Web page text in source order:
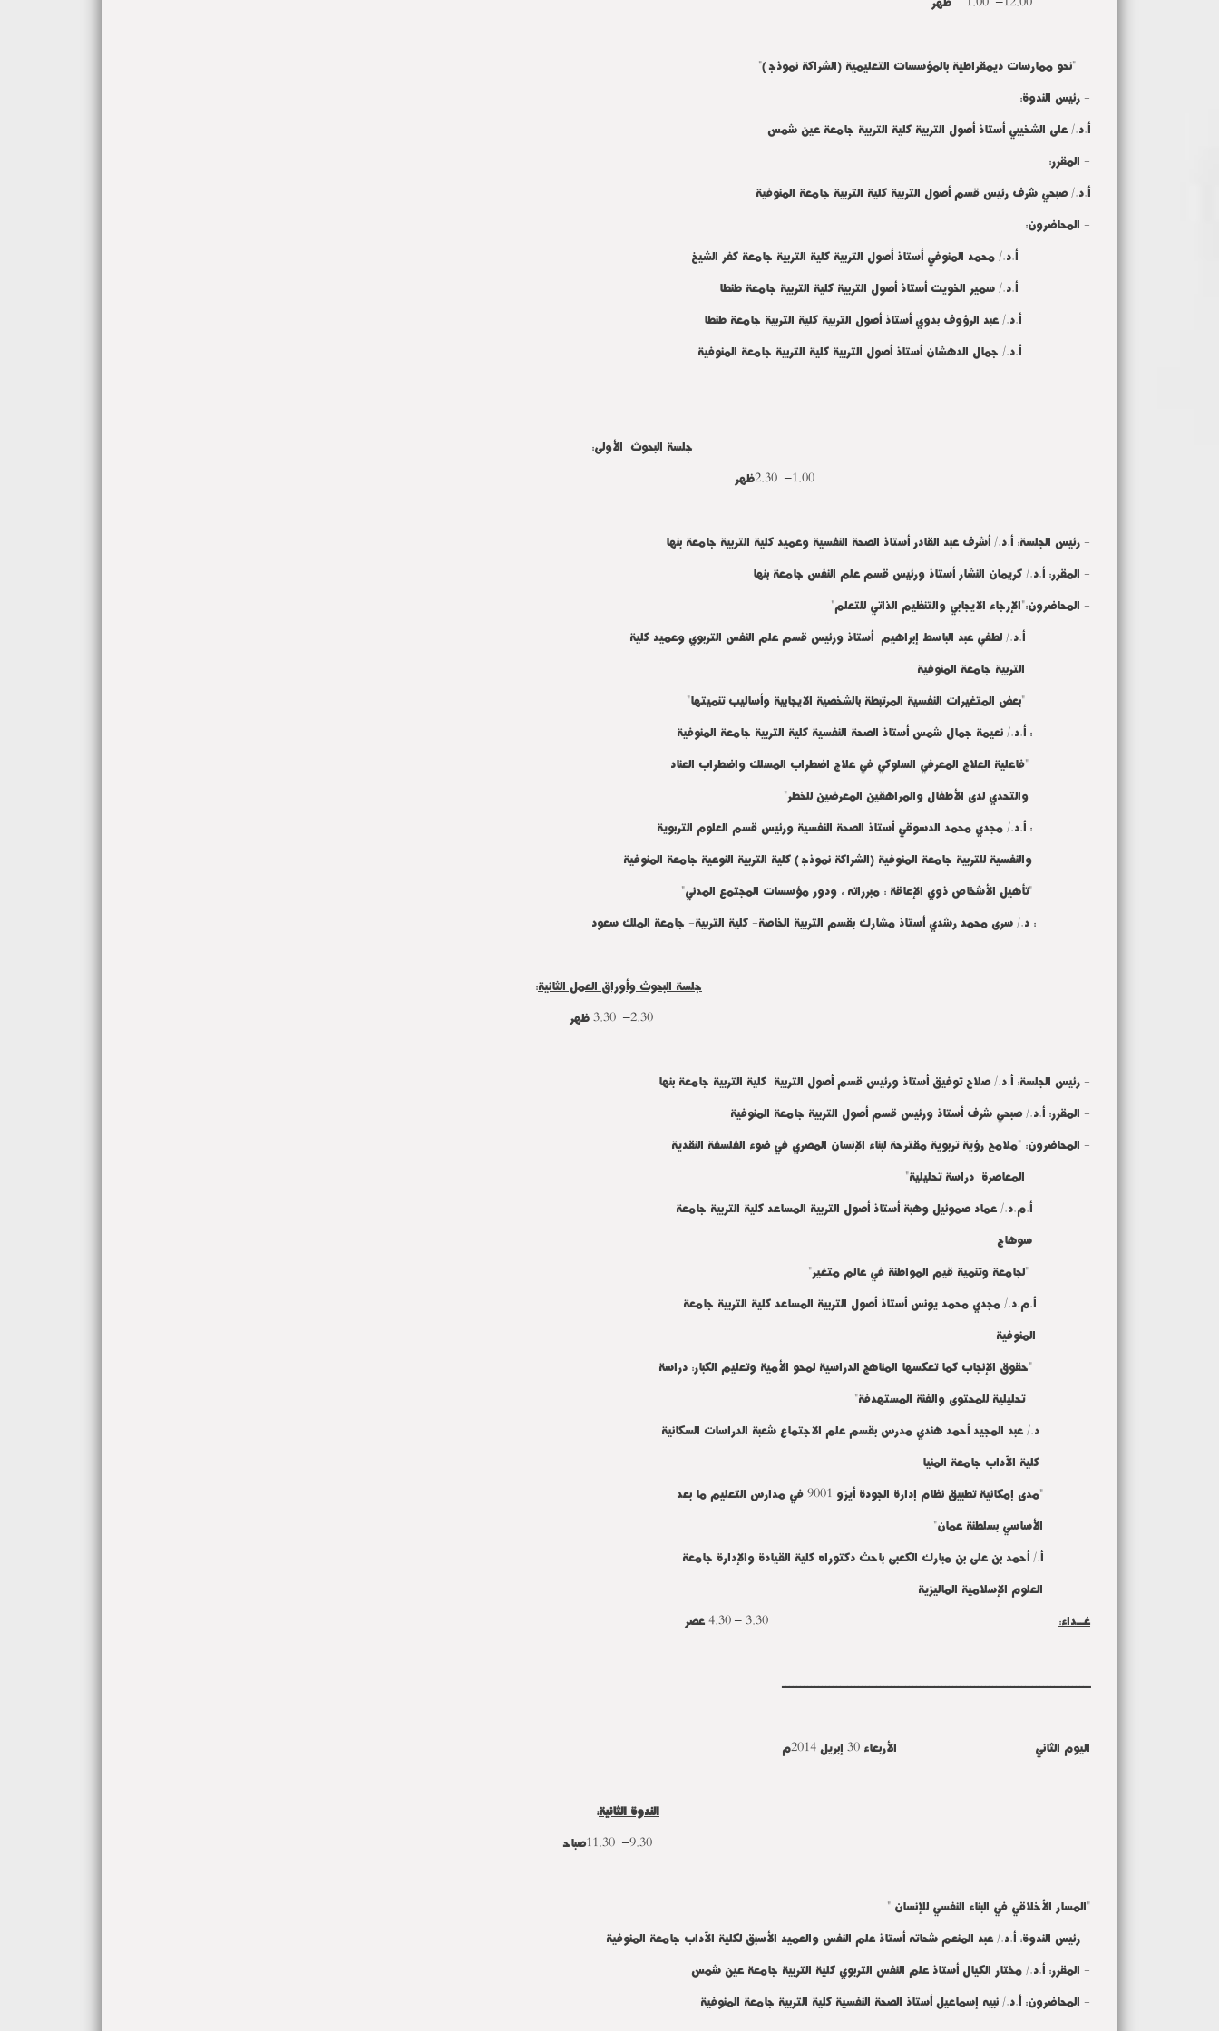
"نحو ممارسات ديمقراطية بالمؤسسات التعليمية (الشراكة نموذجاً)"
- رئيس الندوة:
أ.د./ على الشخيبي أستاذ أصول التربية كلية التربية جامعة عين شمس
- المقرر:
أ.د./ صبحي شرف رئيس قسم أصول التربية كلية التربية جامعة المنوفية
- المحاضرون:
أ.د./ محمد المنوفي أستاذ أصول التربية كلية التربية جامعة كفر الشيخ
أ.د./ سمير الخويت أستاذ أصول التربية كلية التربية جامعة طنطا
أ.د./ عبد الرؤوف بدوي أستاذ أصول التربية كلية التربية جامعة طنطا
أ.د./ جمال الدهشان أستاذ أصول التربية كلية التربية جامعة المنوفية
جلسة البحوث الأولى:
- رئيس الجلسة: أ.د./ أشرف عبد القادر أستاذ الصحة النفسية وعميد كلية التربية جامعة بنها
- المقرر: أ.د./ كريمان النشار أستاذ ورئيس قسم علم النفس جامعة بنها
- المحاضرون:"الإرجاء الايجابي والتنظيم الذاتي للتعلم"
أ.د./ لطفي عبد الباسط إبراهيم أستاذ ورئيس قسم علم النفس التربوي وعميد كلية
التربية جامعة المنوفية
"بعض المتغيرات النفسية المرتبطة بالشخصية الايجابية وأساليب تنميتها"
: أ.د./ نعيمة جمال شمس أستاذ الصحة النفسية كلية التربية جامعة المنوفية
"فاعلية العلاج المعرفي السلوكي في علاج اضطراب المسلك واضطراب العناد
والتحدي لدى الأطفال والمراهقين المعرضين للخطر"
: أ.د./ مجدي محمد الدسوقي أستاذ الصحة النفسية ورئيس قسم العلوم التربوية
والنفسية للتربية جامعة المنوفية (الشراكة نموذجاً) كلية التربية النوعية جامعة المنوفية
"تأهيل الأشخاص ذوي الإعاقة : مبرراته ، ودور مؤسسات المجتمع المدني"
: د./ سرى محمد رشدي أستاذ مشارك بقسم التربية الخاصة- كلية التربية- جامعة الملك سعود
جلسة البحوث وأوراق العمل الثانية:
2.30– 3.30 ظهراً
- رئيس الجلسة: أ.د./ صلاح توفيق أستاذ ورئيس قسم أصول التربية كلية التربية جامعة بنها
- المقرر: أ.د./ صبحي شرف أستاذ ورئيس قسم أصول التربية جامعة المنوفية
- المحاضرون: "ملامح رؤية تربوية مقترحة لبناء الإنسان المصري في ضوء الفلسفة النقدية
المعاصرة دراسة تحليلية"
أ.م.د./ عماد صموئيل وهبة أستاذ أصول التربية المساعد كلية التربية جامعة
سوهاج
"لجامعة وتنمية قيم المواطنة في عالم متغير"
أ.م.د./ مجدي محمد يونس أستاذ أصول التربية المساعد كلية التربية جامعة
المنوفية
"حقوق الإنجاب كما تعكسها المناهج الدراسية لمحو الأمية وتعليم الكبار: دراسة
تحليلية للمحتوى والفئة المستهدفة"
د./ عبد المجيد أحمد هندي مدرس بقسم علم الاجتماع شعبة الدراسات السكانية
كلية الآداب جامعة المنيا
"مدى إمكانية تطبيق نظام إدارة الجودة أيزو 9001 في مدارس التعليم ما بعد
الأساسي بسلطنة عمان"
أ./ أحمد بن على بن مبارك الكعبى باحث دكتوراه كلية القيادة والإدارة جامعة
العلوم الإسلامية الماليزية
غــداء:
ـــــــــــــــــــــــــــــــــــــــــــــــــــــــــــــــــــــــــــــــــــــ
اليوم الثاني الأربعاء 30 إبريل 2014م
الندوة الثانية:
9.30– 11.30صباحاً
"المسار الأخلاقي في البناء النفسي للإنسان "
- رئيس الندوة: أ.د./ عبد المنعم شحاته أستاذ علم النفس والعميد الأسبق لكلية الآداب جامعة المنوفية
- المقرر: أ.د./ مختار الكيال أستاذ علم النفس التربوي كلية التربية جامعة عين شمس
- المحاضرون: أ.د./ نبيه إسماعيل أستاذ الصحة النفسية كلية التربية جامعة المنوفية